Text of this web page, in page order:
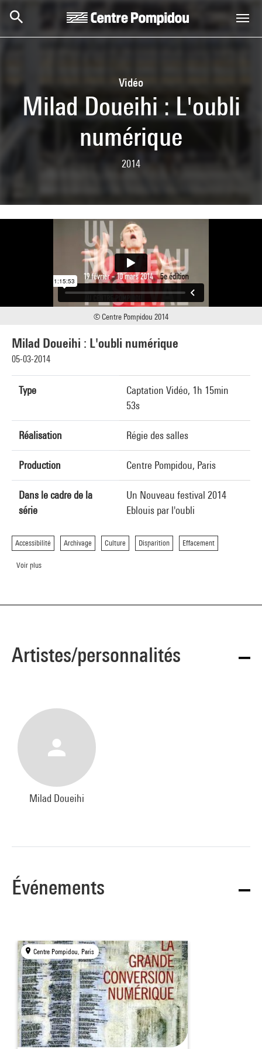
Vidéo
Milad Doueihi : L'oubli
numérique
2014
Milad Doueihi : L'oubli numérique
05-03-2014
Type
Captation Vidéo, 1h 15min
53s
Réalisation Régie des salles
Production Centre Pompidou, Paris
Dans le cadre de la
série
Un Nouveau festival 2014
Eblouis par l'oubli
Accessibilité Archivage Culture Disparition Effacement
Voir plus
© Centre Pompidou 2014
Artistes/personnalités
Milad Doueihi
Événements
Centre Pompidou, Paris